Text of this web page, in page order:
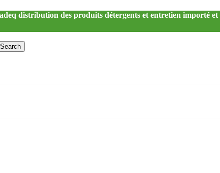
distribution des produits détergents et entretien importé
Search